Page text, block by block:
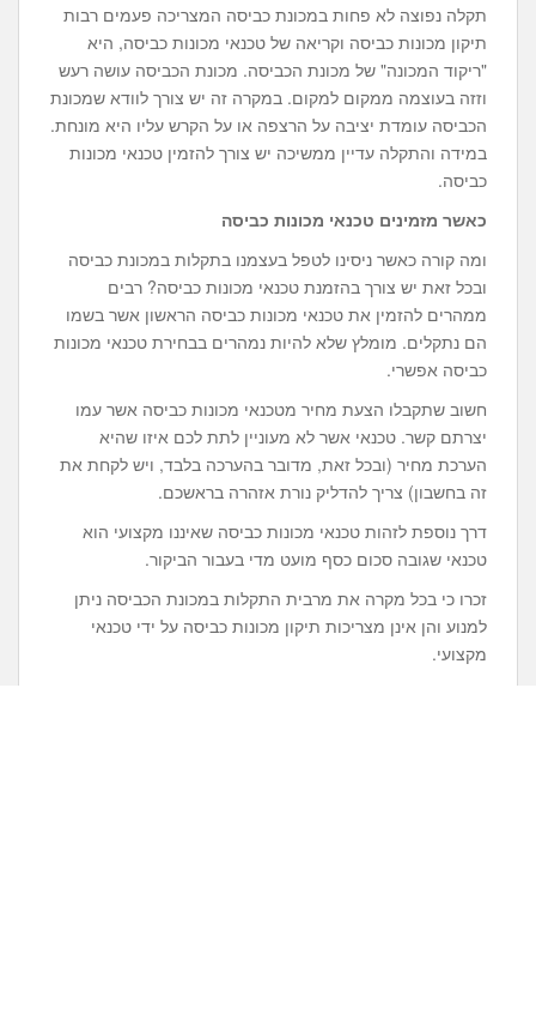
תקלה נפוצה לא פחות במכונת כביסה המצריכה פעמים רבות
תיקון מכונות כביסה וקריאה של טכנאי מכונות כביסה, היא
"ריקוד המכונה" של מכונת הכביסה. מכונת הכביסה עושה רעש
וזזה בעוצמה ממקום למקום. במקרה זה יש צורך לוודא שמכונת
הכביסה עומדת יציבה על הרצפה או על הקרש עליו היא מונחת.
במידה והתקלה עדיין ממשיכה יש צורך להזמין טכנאי מכונות
כביסה.
כאשר מזמינים טכנאי מכונות כביסה
ומה קורה כאשר ניסינו לטפל בעצמנו בתקלות במכונת כביסה
ובכל זאת יש צורך בהזמנת טכנאי מכונות כביסה? רבים
ממהרים להזמין את טכנאי מכונות כביסה הראשון אשר בשמו
הם נתקלים. מומלץ שלא להיות נמהרים בבחירת טכנאי מכונות
כביסה אפשרי.
חשוב שתקבלו הצעת מחיר מטכנאי מכונות כביסה אשר עמו
יצרתם קשר. טכנאי אשר לא מעוניין לתת לכם איזו שהיא
הערכת מחיר (ובכל זאת, מדובר בהערכה בלבד, ויש לקחת את
זה בחשבון) צריך להדליק נורת אזהרה בראשכם.
דרך נוספת לזהות טכנאי מכונות כביסה שאיננו מקצועי הוא
טכנאי שגובה סכום כסף מועט מדי בעבור הביקור.
זכרו כי בכל מקרה את מרבית התקלות במכונת הכביסה ניתן
למנוע והן אינן מצריכות תיקון מכונות כביסה על ידי טכנאי
מקצועי.